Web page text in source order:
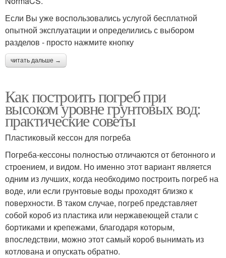
Если Вы уже воспользовались услугой бесплатной
опытной эксплуатации и определились с выбором
разделов - просто нажмите кнопку
читать дальше →
Как построить погреб при
высоком уровне грунтовых вод:
практические советы
Пластиковый кессон для погреба
Погреба-кессоны полностью отличаются от бетонного и
строением, и видом. Но именно этот вариант является
одним из лучших, когда необходимо построить погреб на
воде, или если грунтовые воды проходят близко к
поверхности. В таком случае, погреб представляет
собой короб из пластика или нержавеющей стали с
бортиками и крепежами, благодаря которым,
впоследствии, можно этот самый короб вынимать из
котлована и опускать обратно.